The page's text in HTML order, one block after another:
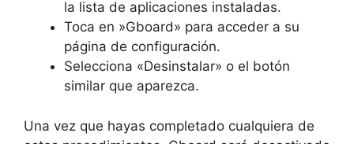
la lista de aplicaciones instaladas.
Toca ⁣en ⁢»Gboard» para acceder a su​
página de ‍configuración.
Selecciona «Desinstalar» o⁢ el botón
similar‍ que aparezca.
Una vez que hayas completado cualquiera de